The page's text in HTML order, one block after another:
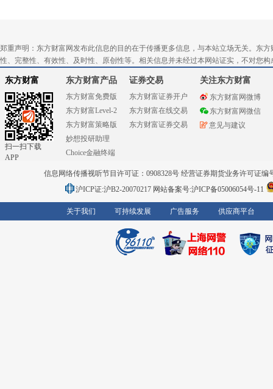
郑重声明：东方财富网发布此信息的目的在于传播更多信息，与本站立场无关。东
性、完整性、有效性、及时性、原创性等。相关信息并未经过本网站证实，不对您
东方财富
扫一扫下载
APP
东方财富产品
东方财富免费版
东方财富Level-2
东方财富策略版
妙想投研助理
Choice金融终端
证券交易
东方财富证券开户
东方财富在线交易
东方财富证券交易
关注东方财富
东方财富网微博
东方财富网微信
意见与建议
信息网络传播视听节目许可证：0908328号 经营证券期货业务许可证编
沪ICP证:沪B2-20070217 网站备案号:沪ICP备05006054号-11
关于我们 可持续发展 广告服务 供应商平台